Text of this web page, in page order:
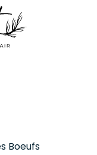
Boeufs